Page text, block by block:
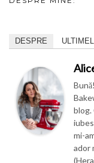
blog.
mi-
ador